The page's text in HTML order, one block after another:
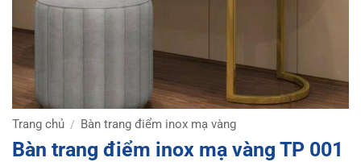
Trang chủ / Bàn trang điểm inox mạ vàng
Bàn trang điểm inox mạ vàng TP 001